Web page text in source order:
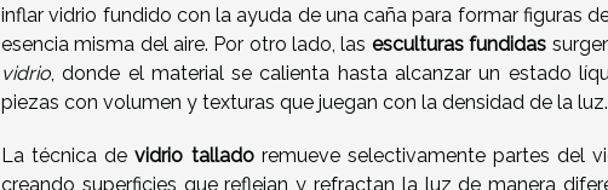
inflar vidrio fundido con la ayuda de una caña para formar figuras
esencia misma del aire. Por otro lado, las esculturas fundidas
vidrio , donde el material se calienta hasta alcanzar un estado
piezas con volumen y texturas que juegan con la densidad de la luz.
La técnica devidrio talladoremueve selectivamente partes del
creando superficies que reflejan y refractan la luz de manera